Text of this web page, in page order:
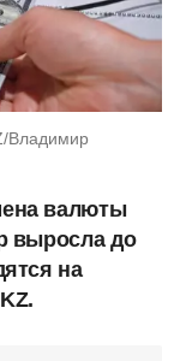
Владимир
валюты
выросла до
на